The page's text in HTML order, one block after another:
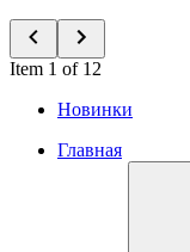
Item 1 of 12
Новинки
Главная